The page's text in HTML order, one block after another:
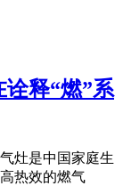
释“燃”系
灶是中国家庭生
热效的燃气